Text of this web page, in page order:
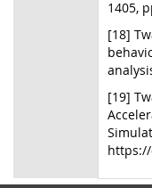
1405,
[18]
[19]